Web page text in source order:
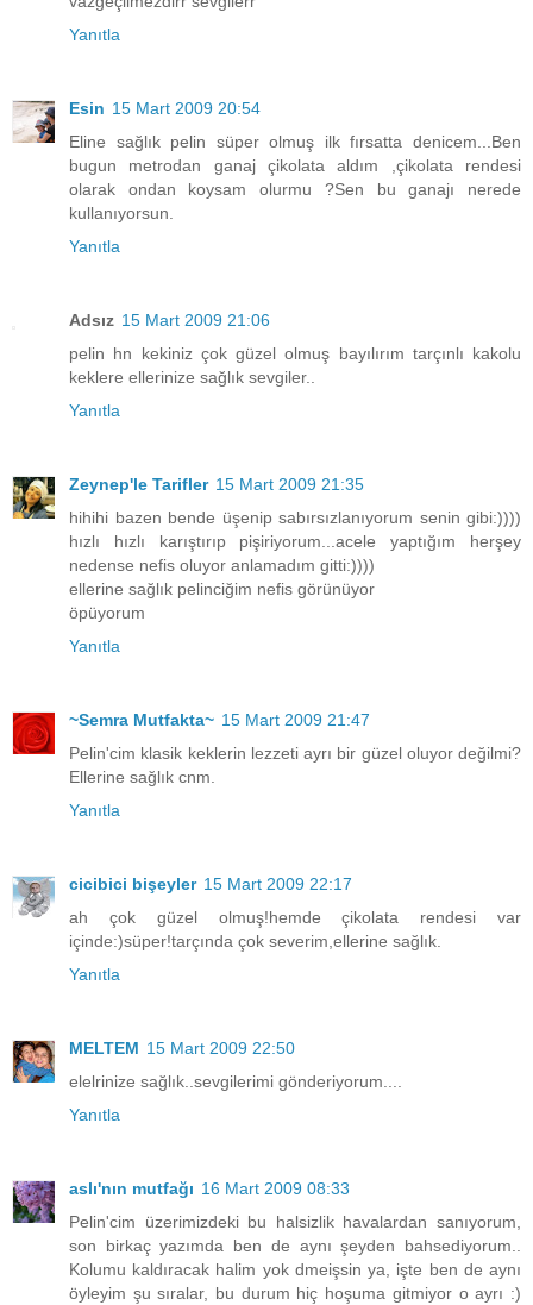
Yanıtla
Esin 15 Mart 2009 20:54
Eline sağlık pelin süper olmuş ilk fırsatta denicem...Ben
bugun metrodan ganaj çikolata aldım ,çikolata rendesi
olarak ondan koysam olurmu ?Sen bu ganajı nerede
kullanıyorsun.
Yanıtla
Adsız 15 Mart 2009 21:06
pelin hn kekiniz çok güzel olmuş bayılırım tarçınlı kakolu
keklere ellerinize sağlık sevgiler..
Yanıtla
Zeynep'le Tarifler 15 Mart 2009 21:35
hihihi bazen bende üşenip sabırsızlanıyorum senin gibi:))))
hızlı hızlı karıştırıp pişiriyorum...acele yaptığım herşey
nedense nefis oluyor anlamadım gitti:))))
ellerine sağlık pelinciğim nefis görünüyor
öpüyorum
Yanıtla
~Semra Mutfakta~ 15 Mart 2009 21:47
Pelin'cim klasik keklerin lezzeti ayrı bir güzel oluyor değilmi?
Ellerine sağlık cnm.
Yanıtla
cicibici bişeyler 15 Mart 2009 22:17
ah çok güzel olmuş!hemde çikolata rendesi var
içinde:)süper!tarçında çok severim,ellerine sağlık.
Yanıtla
MELTEM 15 Mart 2009 22:50
elelrinize sağlık..sevgilerimi gönderiyorum....
Yanıtla
aslı'nın mutfağı 16 Mart 2009 08:33
Pelin'cim üzerimizdeki bu halsizlik havalardan sanıyorum,
son birkaç yazımda ben de aynı şeyden bahsediyorum..
Kolumu kaldıracak halim yok dmeişsin ya, işte ben de aynı
öyleyim şu sıralar, bu durum hiç hoşuma gitmiyor o ayrı :)